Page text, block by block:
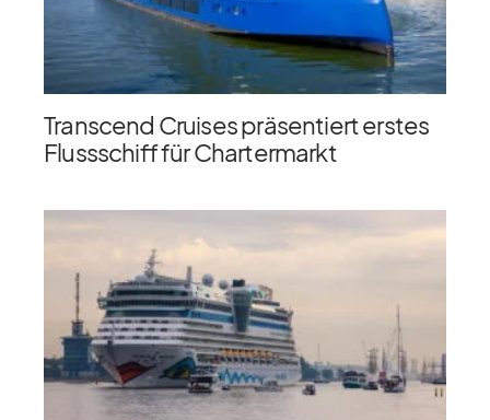
Transcend Cruises präsentiert erstes
Flussschiff für Chartermarkt